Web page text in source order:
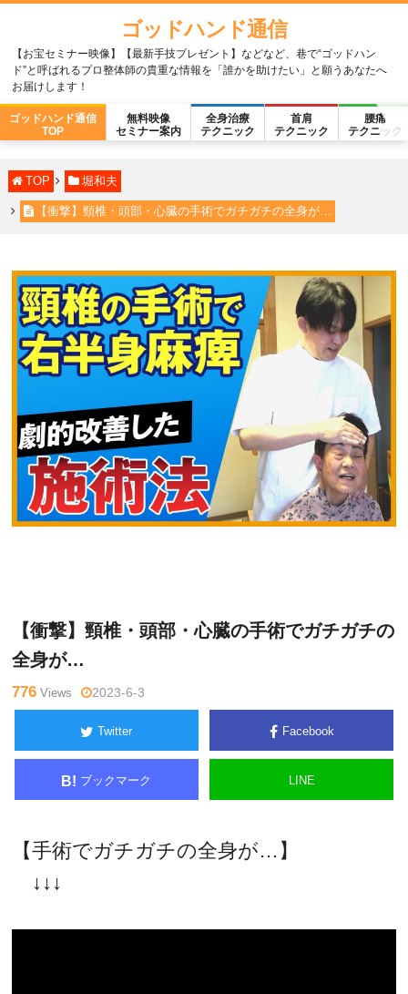
ゴッドハンド通信
【お宝セミナー映像】【最新手技プレゼント】などなど、巷で“ゴッドハン
ド”と呼ばれるプロ整体師の貴重な情報を「誰かを助けたい」と願うあなたへ
お届けします！
ゴッドハンド通信
TOP
無料映像
セミナー案内
全身治療
テクニック
首肩
テクニック
腰痛
テクニック
TOP 堀和夫
【衝撃】頸椎・頭部・心臓の手術でガチガチの全身が…
【衝撃】頸椎・頭部・心臓の手術でガチガチの
全身が…
776 Views 2023-6-3
Twitter Facebook
B! ブックマーク LINE
【手術でガチガチの全身が…】
↓↓↓